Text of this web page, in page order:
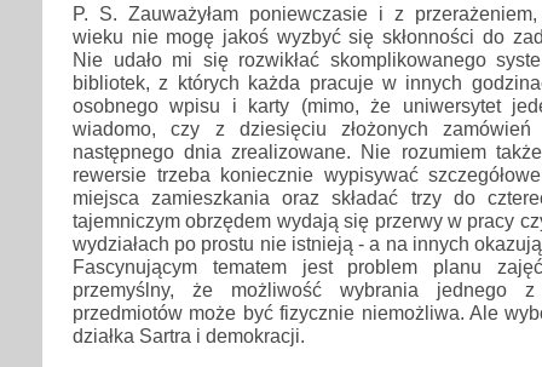
P. S. Zauważyłam poniewczasie i z
wieku nie mogę jakoś wyzbyć się skłonności do
Nie udało mi się rozwikłać skomplikowanego
bibliotek, z których każda pracuje w innych
osobnego wpisu i karty (mimo, że uniwersytet
wiadomo, czy z dziesięciu złożonych
następnego dnia zrealizowane. Nie rozumiem
rewersie trzeba koniecznie wypisywać
miejsca zamieszkania oraz składać trzy do
tajemniczym obrzędem wydają się przerwy w pracy
wydziałach po prostu nie istnieją - a na innych
Fascynującym tematem jest problem planu
przemyślny, że możliwość wybrania jednego z
przedmiotów może być fizycznie niemożliwa. Ale
działka Sartra i demokracji.